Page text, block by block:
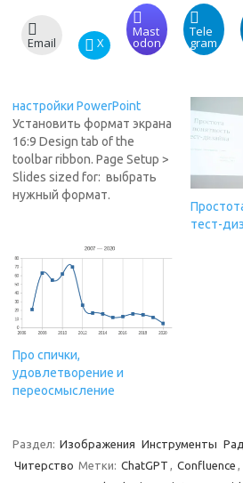
Email X
Mast
odon
Tele
gram
настройки PowerPoint
Установить формат экрана
16:9 Design tab of the
toolbar ribbon. Page Setup >
Slides sized for: выбрать
нужный формат.
шаблон слайдов View >
Slide master Установить
шаблоны для каждого
типа слайдов по-
отдельности — будет
достаточно
отредактировать слайды
типа "Title" и "Title and
Content". Close…
тест-
Про спички,
удовлетворение и
переосмысление
Раздел: Изображения Инструменты
Читерство Метки: ChatGPT , Confluence ,